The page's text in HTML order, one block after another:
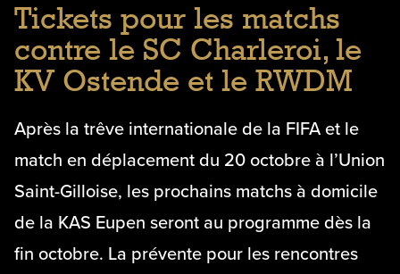
Tickets pour les matchs
contre le SC Charleroi, le
KV Ostende et le RWDM
Après la trêve internationale de la FIFA et le
match en déplacement du 20 octobre à l’Union
Saint-Gilloise, les prochains matchs à domicile
de la KAS Eupen seront au programme dès la
fin octobre. La prévente pour les rencontres